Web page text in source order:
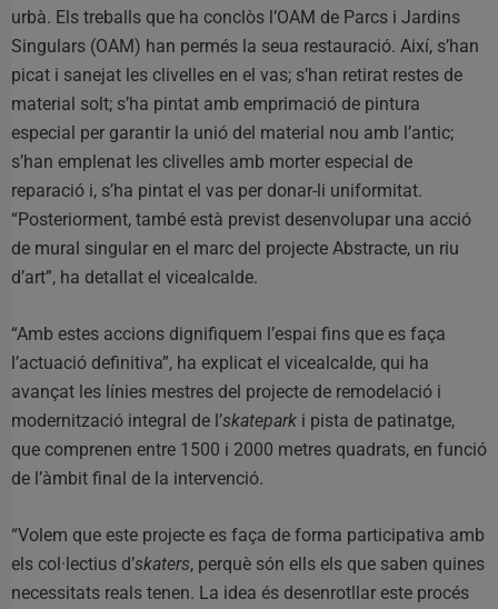
urbà. Els treballs que ha conclòs l’OAM de Parcs i Jardins
Singulars (OAM) han permés la seua restauració. Així, s’han
picat i sanejat les clivelles en el vas; s’han retirat restes de
material solt; s’ha pintat amb emprimació de pintura
especial per garantir la unió del material nou amb l’antic;
s’han emplenat les clivelles amb morter especial de
reparació i, s’ha pintat el vas per donar-li uniformitat.
“Posteriorment, també està previst desenvolupar una acció
de mural singular en el marc del projecte Abstracte, un riu
d’art”, ha detallat el vicealcalde.
“Amb estes accions dignifiquem l’espai fins que es faça
l’actuació definitiva”, ha explicat el vicealcalde, qui ha
avançat les línies mestres del projecte de remodelació i
modernització integral de l’skatepark i pista de patinatge,
que comprenen entre 1500 i 2000 metres quadrats, en funció
de l’àmbit final de la intervenció.
“Volem que este projecte es faça de forma participativa amb
els col·lectius d’skaters, perquè són ells els que saben quines
necessitats reals tenen. La idea és desenrotllar este procés